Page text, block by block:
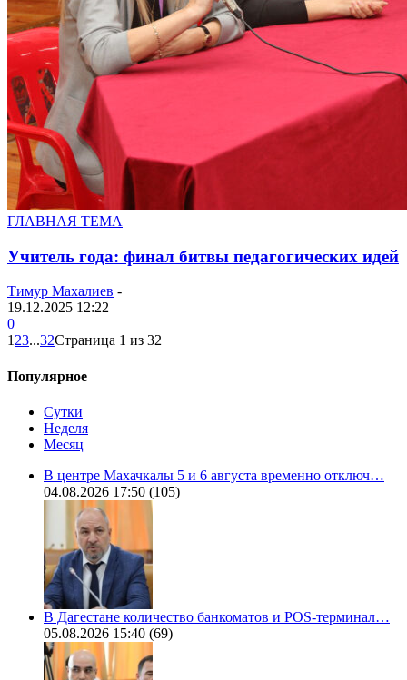
ГЛАВНАЯ ТЕМА
Учитель года: финал битвы педагогических идей
Тимур Махалиев -
19.12.2025 12:22
0
1 23...32Страница 1 из 32
Популярное
Сутки
Неделя
Месяц
В центре Махачкалы 5 и 6 августа временно отключ…
04.08.2026 17:50 (105)
В Дагестане количество банкоматов и POS-терминал…
05.08.2026 15:40 (69)